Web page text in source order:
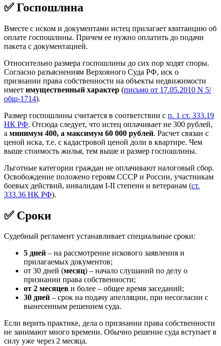
✅ Госпошлина
Вместе с иском и документами истец прилагает квитанцию об
оплате госпошлины. Причем ее нужно оплатить до подачи
пакета с документацией.
Относительно размера госпошлины до сих пор ходят споры.
Согласно разъяснениям Верховного Суда РФ, иск о
признании права собственности на объекты недвижимости
имеет имущественный характер (письмо от 17.05.2010 N 5/
общ-1714).
Размер госпошлины считается в соответствии с п. 1 ст. 333.19
НК РФ. Отсюда следует, что истец оплачивает не 300 рублей,
а минимум 400, а максимум 60 000 рублей. Расчет связан с
ценой иска, т.е. с кадастровой ценой доли в квартире. Чем
выше стоимость жилья, тем выше и размер госпошлины.
Льготные категории граждан не оплачивают налоговый сбор.
Освобождение положено героям СССР и России, участникам
боевых действий, инвалидам I-II степени и ветеранам (ст.
333.36 НК РФ).
✅ Сроки
Судебный регламент устанавливает специальные сроки:
5 дней – на рассмотрение искового заявления и
прилагаемых документов;
от 30 дней (месяц) – начало слушаний по делу о
признании права собственности;
от 2 месяцев и более – общее время заседаний;
30 дней – срок на подачу апелляции, при несогласии с
вынесенным решением суда.
Если верить практике, дела о признании права собственности
не занимают много времени. Обычно решение суда вступает в
силу уже через 2 месяца.